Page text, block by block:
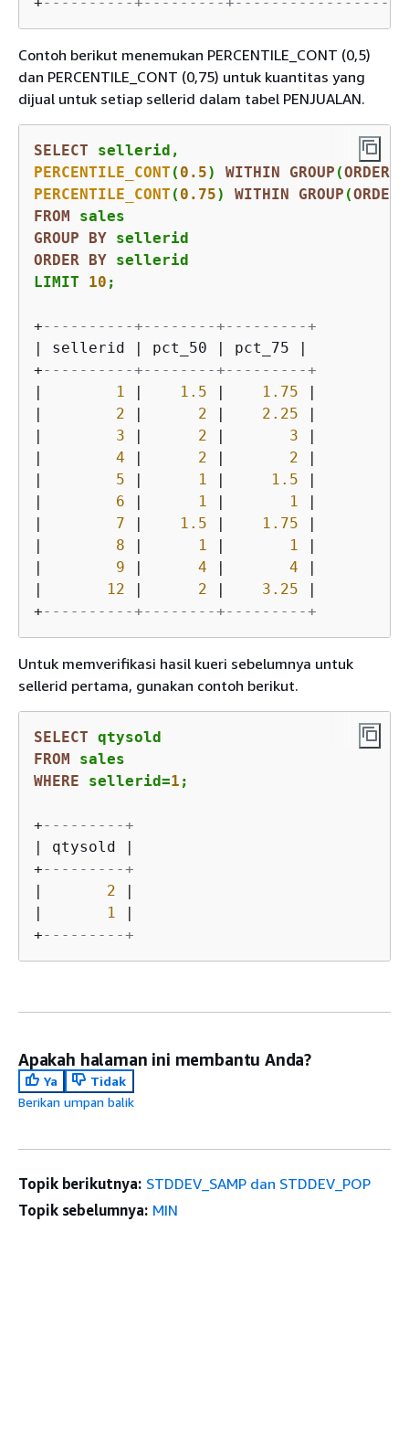
Contoh berikut menemukan PERCENTILE_CONT (0,5)
dan PERCENTILE_CONT (0,75) untuk kuantitas yang
dijual untuk setiap sellerid dalam tabel PENJUALAN.
SELECT
PERCENTILE_CONT ( 0.5) WITHIN GROUP (ORDER
PERCENTILE_CONT ( 0.75) WITHIN GROUP (ORDER
FROM
GROUP
BY
ORDER
BY sellerid
LIMIT 10 ;
+----------+--------+---------+
|
sellerid | pct_50 | pct_75
|
+----------+--------+---------+
|
1 | 1.5 | 1.75
|
|
2 | 2 | 2.25
|
|
3 | 2 | 3
|
|
4 | 2 | 2
|
|
5 | 1 | 1.5
|
|
6 | 1 | 1
|
|
7 | 1.5 | 1.75
|
|
8 | 1 | 1
|
|
9 | 4 | 4
|
|
12 | 2 | 3.25
|
+----------+--------+---------+
Untuk memverifikasi hasil kueri sebelumnya untuk
sellerid pertama, gunakan contoh berikut.
SELECT
FROM
WHERE sellerid=1 ;
+---------+
|
qtysold
|
+---------+
|
2
|
|
1
|
+---------+
Apakah halaman ini membantu Anda?
Ya
Tidak
Berikan umpan balik
Topik berikutnya: STDDEV_SAMP dan STDDEV_POP
Topik sebelumnya: MIN